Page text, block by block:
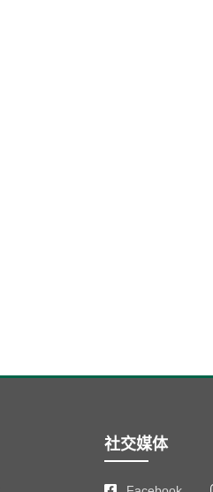
社交媒体